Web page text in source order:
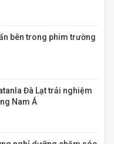
bên trong phim trường
Đà Lạt trải nghiệm
Nam Á